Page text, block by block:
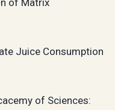
Juice Consumption
of Sciences: